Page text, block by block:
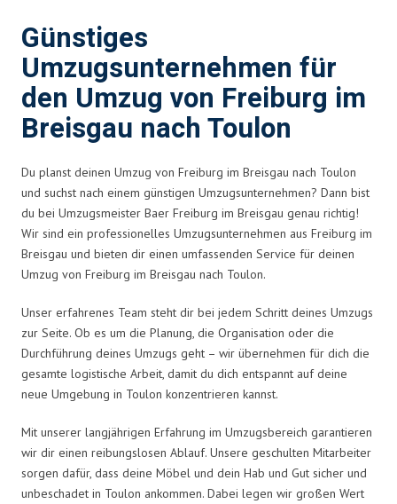
Günstiges
Umzugsunternehmen für
den Umzug von Freiburg im
Breisgau nach Toulon
Du planst deinen Umzug von Freiburg im Breisgau nach Toulon
und suchst nach einem günstigen Umzugsunternehmen? Dann bist
du bei Umzugsmeister Baer Freiburg im Breisgau genau richtig!
Wir sind ein professionelles Umzugsunternehmen aus Freiburg im
Breisgau und bieten dir einen umfassenden Service für deinen
Umzug von Freiburg im Breisgau nach Toulon.
Unser erfahrenes Team steht dir bei jedem Schritt deines Umzugs
zur Seite. Ob es um die Planung, die Organisation oder die
Durchführung deines Umzugs geht – wir übernehmen für dich die
gesamte logistische Arbeit, damit du dich entspannt auf deine
neue Umgebung in Toulon konzentrieren kannst.
Mit unserer langjährigen Erfahrung im Umzugsbereich garantieren
wir dir einen reibungslosen Ablauf. Unsere geschulten Mitarbeiter
sorgen dafür, dass deine Möbel und dein Hab und Gut sicher und
unbeschadet in Toulon ankommen. Dabei legen wir großen Wert